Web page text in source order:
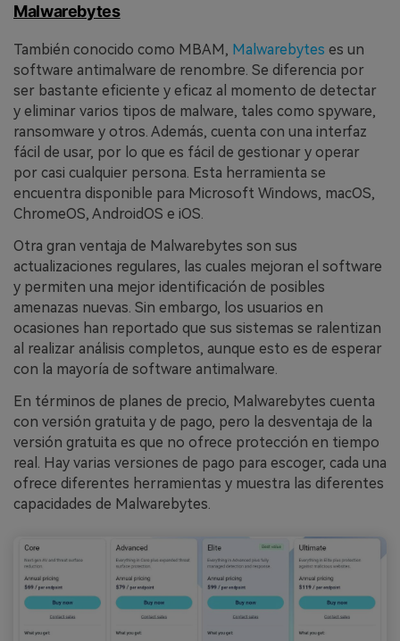
Malwarebytes
También conocido como MBAM, Malwarebytes es un
software antimalware de renombre. Se diferencia por
ser bastante eficiente y eficaz al momento de detectar
y eliminar varios tipos de malware, tales como spyware,
ransomware y otros. Además, cuenta con una interfaz
fácil de usar, por lo que es fácil de gestionar y operar
por casi cualquier persona. Esta herramienta se
encuentra disponible para Microsoft Windows, macOS,
ChromeOS, AndroidOS e iOS.
Otra gran ventaja de Malwarebytes son sus
actualizaciones regulares, las cuales mejoran el software
y permiten una mejor identificación de posibles
amenazas nuevas. Sin embargo, los usuarios en
ocasiones han reportado que sus sistemas se ralentizan
al realizar análisis completos, aunque esto es de esperar
con la mayoría de software antimalware.
En términos de planes de precio, Malwarebytes cuenta
con versión gratuita y de pago, pero la desventaja de la
versión gratuita es que no ofrece protección en tiempo
real. Hay varias versiones de pago para escoger, cada una
ofrece diferentes herramientas y muestra las diferentes
capacidades de Malwarebytes.